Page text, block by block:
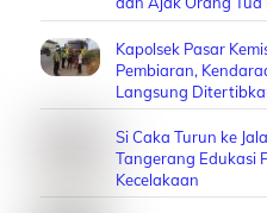
Kapolsek Pasar
Pembiaran,
Langsung
Si Caka Turun ke
Tangerang Edukasi
Kecelakaan